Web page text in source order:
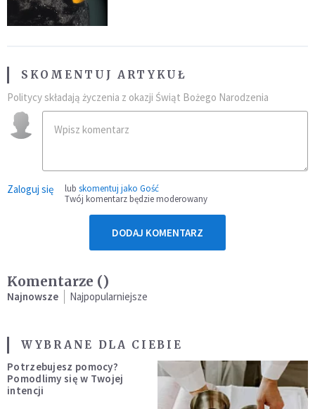
SKOMENTUJ ARTYKUŁ
Politycy składają życzenia z okazji Świąt Bożego Narodzenia
Zaloguj się lub skomentuj jako Gość
Twój komentarz będzie moderowany
DODAJ KOMENTARZ
Komentarze ()
Najnowsze Najpopularniejsze
WYBRANE DLA CIEBIE
Potrzebujesz pomocy?
Pomodlimy się w Twojej
intencji